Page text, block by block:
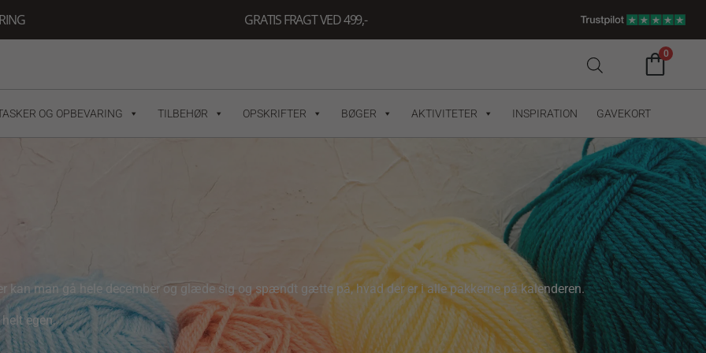
GRATIS FRAGT VED 499,-
0
OG OPBEVARING TILBEHØR OPSKRIFTER BØGER AKTIVITETER INSPIRATION GAVEKORT
kan man gå hele december og glæde sig og spændt gætte på, hvad der er i alle pakkerne på kalenderen.
egen.